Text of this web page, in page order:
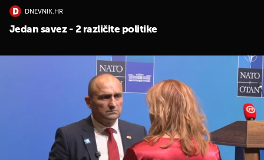
DNEVNIK.HR
Jedan savez - 2 različite politike